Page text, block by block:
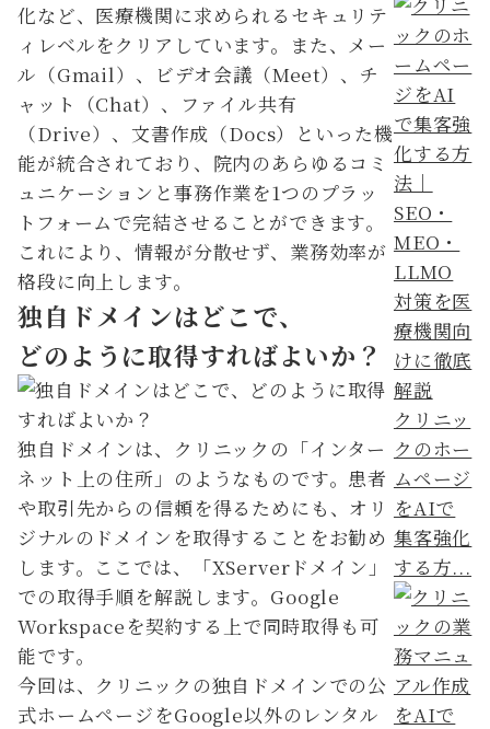
化など、医療機関に求められるセキュリテ
ィレベルをクリアしています。また、メー
ル（Gmail）、ビデオ会議（Meet）、チ
ャット（Chat）、ファイル共有
（Drive）、文書作成（Docs）といった機
能が統合されており、院内のあらゆるコミ
ュニケーションと事務作業を1つのプラッ
トフォームで完結させることができます。
これにより、情報が分散せず、業務効率が
格段に向上します。
独自ドメインはどこで、
どのように取得すればよいか？
独自ドメインは、クリニックの「インター
ネット上の住所」のようなものです。患者
や取引先からの信頼を得るためにも、オリ
ジナルのドメインを取得することをお勧め
します。ここでは、「XServerドメイン」
での取得手順を解説します。Google
Workspaceを契約する上で同時取得も可
能です。
今回は、クリニックの独自ドメインでの公
式ホームページをGoogle以外のレンタル
クリニッ
クのホー
ムページ
をAIで
集客強化
する方...